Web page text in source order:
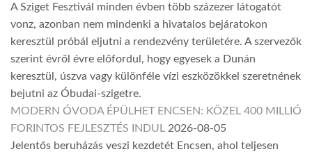
A Sziget Fesztivál minden évben több százezer látogatót
vonz, azonban nem mindenki a hivatalos bejáratokon
keresztül próbál eljutni a rendezvény területére. A szervezők
szerint évről évre előfordul, hogy egyesek a Dunán
keresztül, úszva vagy különféle vízi eszközökkel szeretnének
bejutni az Óbudai-szigetre.
MODERN ÓVODA ÉPÜLHET ENCSEN: KÖZEL 400 MILLIÓ
FORINTOS FEJLESZTÉS INDUL 2026-08-05
Jelentős beruházás veszi kezdetét Encsen, ahol teljesen